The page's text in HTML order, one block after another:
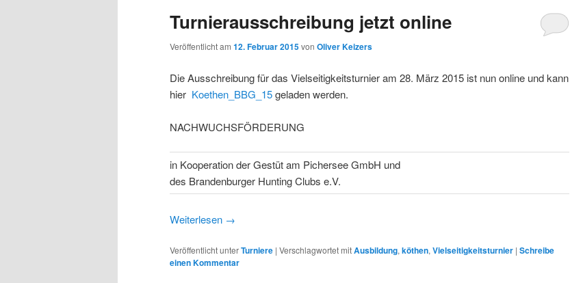
Turnierausschreibung jetzt online
Veröffentlicht am 12. Februar 2015von Oliver Keizers
Die Ausschreibung für das Vielseitigkeitsturnier am 28. März 2015 ist nun online und kann
hier Koethen_BBG_15geladen werden.
NACHWUCHSFÖRDERUNG
in Kooperation der Gestüt am Pichersee GmbH und
des Brandenburger Hunting Clubs e.V.
Weiterlesen →
Veröffentlicht unterTurniere | Verschlagwortet mitAusbildung, köthen, Vielseitigkeitsturnier | Schreibe
einen Kommentar